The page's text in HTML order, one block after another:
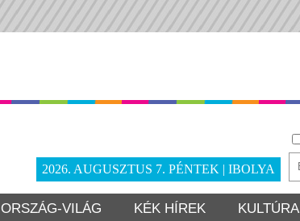
2026. AUGUSZTUS 7. PÉNTEK | IBOLYA
ORSZÁG-VILÁG KÉK HÍREK KULTÚRA